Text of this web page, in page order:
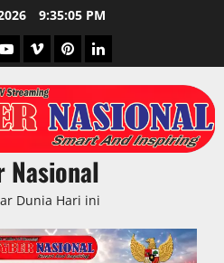
9:35:06 PM
YoutubeVimeoPinterestLinkedIn
Nasional
Dunia Hari ini